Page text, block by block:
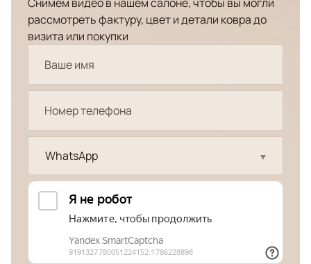
рассмотреть фактуру, цвет и детали ковра до
визита или покупки
WhatsApp